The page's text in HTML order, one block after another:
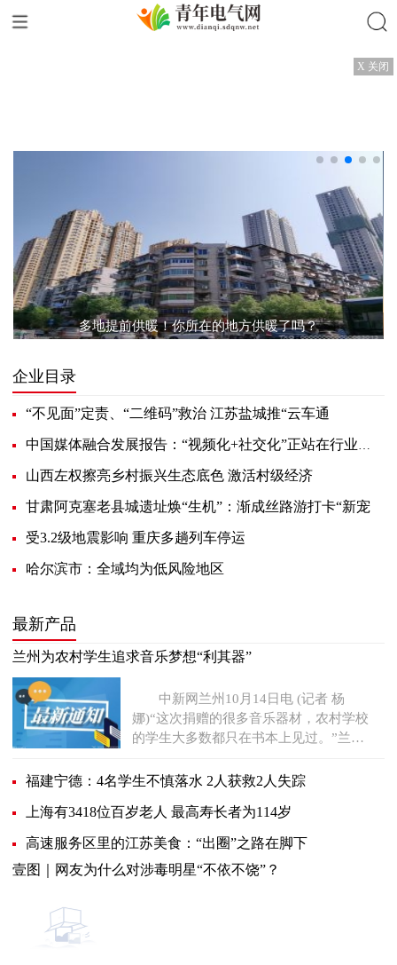
搜索X 关闭
多地提前供暖！你所在的地方供暖了吗？
企业目录
“不见面”定责、“二维码”救治 江苏盐城推“云车通
中国媒体融合发展报告：“视频化+社交化”正站在行业风口
山西左权擦亮乡村振兴生态底色 激活村级经济
甘肃阿克塞老县城遗址焕“生机”：渐成丝路游打卡“新宠
受3.2级地震影响 重庆多趟列车停运
哈尔滨市：全域均为低风险地区
最新产品
兰州为农村学生追求音乐梦想“利其器”
中新网兰州10月14日电 (记者 杨
娜)“这次捐赠的很多音乐器材，农村学校
的学生大多数都只在书本上见过。”兰州
福建宁德：4名学生不慎落水 2人获救2人失踪
上海有3418位百岁老人 最高寿长者为114岁
高速服务区里的江苏美食：“出圈”之路在脚下
壹图｜网友为什么对涉毒明星“不依不饶”？